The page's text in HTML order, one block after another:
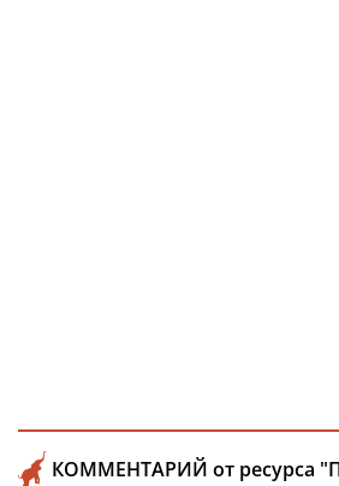
КОММЕНТАРИЙ от ресурса